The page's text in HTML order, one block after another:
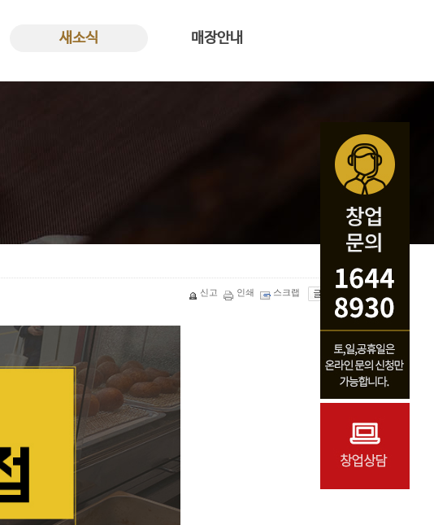
새소식 매장안내
신고 인쇄 스크랩